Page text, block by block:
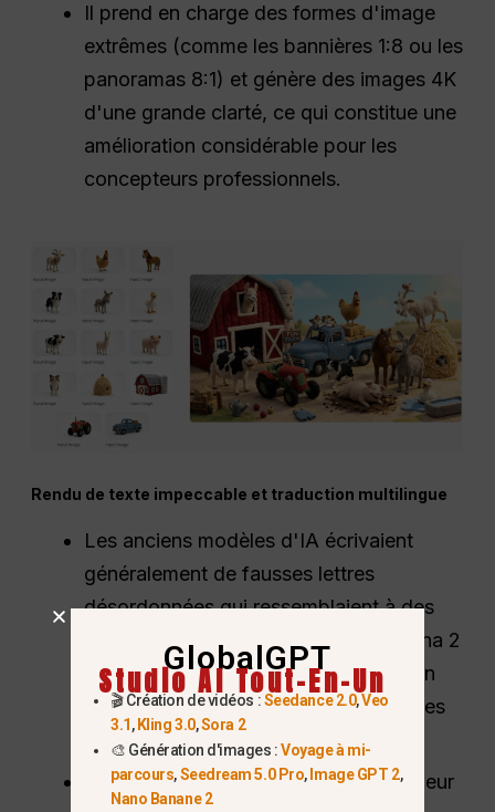
Il prend en charge des formes d'image
extrêmes (comme les bannières 1:8 ou les
panoramas 8:1) et génère des images 4K
d'une grande clarté, ce qui constitue une
amélioration considérable pour les
concepteurs professionnels.
Rendu de texte impeccable et traduction multilingue
Les anciens modèles d'IA écrivaient
généralement de fausses lettres
désordonnées qui ressemblaient à des
symboles extraterrestres. Nano Banana 2
épelle parfaitement les mots, ce qui en
fait un outil idéal pour les affiches et les
tableaux.
Il peut même traduire le texte à l'intérieur
GlobalGPT
Studio AI Tout-En-Un
🎬 Création de vidéos :Seedance 2.0,Veo
3.1, Kling 3.0,Sora 2
🎨 Génération d'images :Voyage à mi-
parcours,Seedream 5.0 Pro, Image GPT 2,
Nano Banane 2